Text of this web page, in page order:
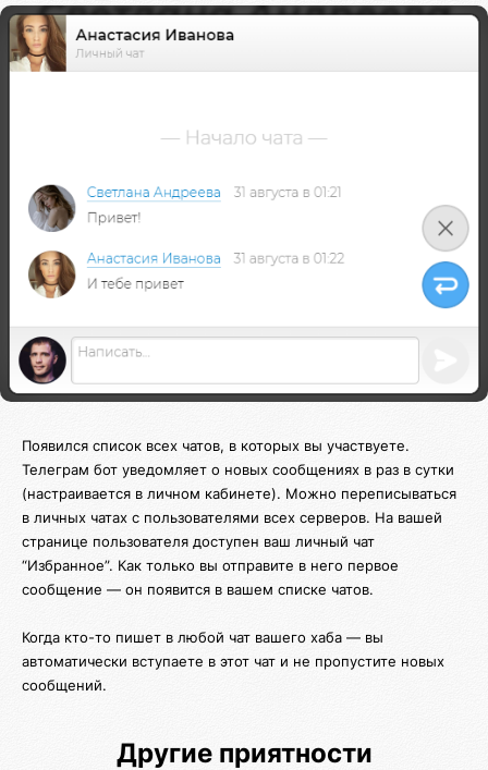
Появился список всех чатов, в которых вы участвуете.
Телеграм бот уведомляет о новых сообщениях в раз в сутки
(настраивается в личном кабинете). Можно переписываться
в личных чатах с пользователями всех серверов. На вашей
странице пользователя доступен ваш личный чат
“Избранное”. Как только вы отправите в него первое
сообщение — он появится в вашем списке чатов.
Когда кто-то пишет в любой чат вашего хаба — вы
автоматически вступаете в этот чат и не пропустите новых
сообщений.
Другие приятности